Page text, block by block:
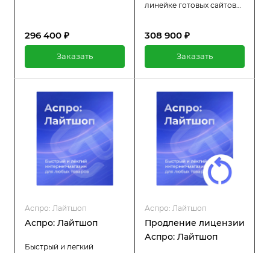
бизнеса. Больше, чем
просто шаблон!
296 400 ₽
Заказать
линейке готовых сайтов
Интернет-магазин + CRM.
308 900 ₽
Заказать
Аспро: Лайтшоп
Аспро: Лайтшоп
Быстрый и легкий
Аспро: Лайтшоп
Продление лицензии
Аспро: Лайтшоп